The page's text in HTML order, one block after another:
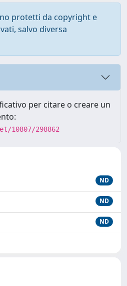
protetti da copyright e
salvo diversa
per citare o creare un
10807/298862
ND
ND
ND